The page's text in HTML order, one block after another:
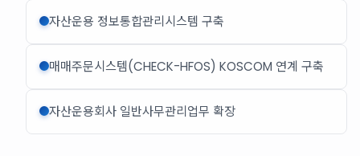
자산운용 정보통합관리시스템 구축
매매주문시스템(CHECK-HFOS) KOSCOM 연계 구축
자산운용회사 일반사무관리업무 확장